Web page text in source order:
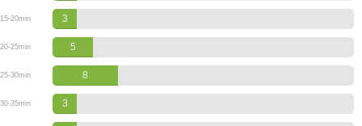
15-20min 3
20-25min 5
25-30min 8
30-35min 3